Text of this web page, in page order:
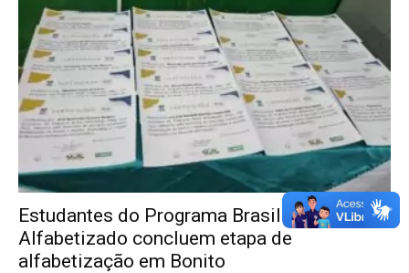
Estudantes do Programa Brasil
Alfabetizado concluem etapa de
alfabetização em Bonito